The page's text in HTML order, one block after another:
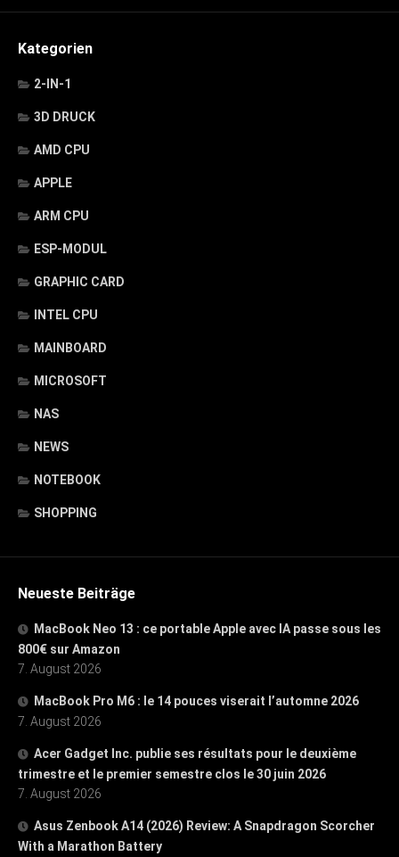
Kategorien
2-IN-1
3D DRUCK
AMD CPU
APPLE
ARM CPU
ESP-MODUL
GRAPHIC CARD
INTEL CPU
MAINBOARD
MICROSOFT
NAS
NEWS
NOTEBOOK
SHOPPING
Neueste Beiträge
MacBook Neo 13 : ce portable Apple avec IA passe sous les
800€ sur Amazon
7. August 2026
MacBook Pro M6 : le 14 pouces viserait l’automne 2026
7. August 2026
Acer Gadget Inc. publie ses résultats pour le deuxième
trimestre et le premier semestre clos le 30 juin 2026
7. August 2026
Asus Zenbook A14 (2026) Review: A Snapdragon Scorcher
With a Marathon Battery